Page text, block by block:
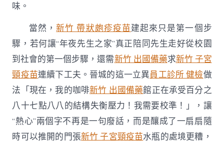
味。
當然，新竹 帶狀皰疹疫苗建起來只是第一個步
驟，若何讓“年夜先生之家”真正陪同先生走好從校園
到社會的第一個步驟，還需新竹 出國備藥求新竹 子宮
頸疫苗連續下工夫。晉城的這一立異員工診所 健檢做
法「現在，我的咖啡新竹 出國備藥館正在承受百分之
八十七點八八的結構失衡壓力！我需要校準！」，讓
“熱心”兩個字不再是一句廢話，而是釀成了一扇扇隨
時可以推開的門張新竹 子宮頸疫苗水瓶的處境更糟，